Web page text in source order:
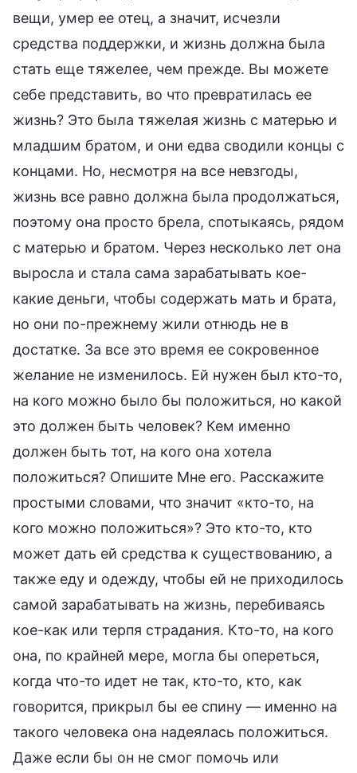
вещи, умер ее отец, а значит, исчезли
средства поддержки, и жизнь должна была
стать еще тяжелее, чем прежде. Вы можете
себе представить, во что превратилась ее
жизнь? Это была тяжелая жизнь с матерью и
младшим братом, и они едва сводили концы с
концами. Но, несмотря на все невзгоды,
жизнь все равно должна была продолжаться,
поэтому она просто брела, спотыкаясь, рядом
с матерью и братом. Через несколько лет она
выросла и стала сама зарабатывать кое-
какие деньги, чтобы содержать мать и брата,
но они по-прежнему жили отнюдь не в
достатке. За все это время ее сокровенное
желание не изменилось. Ей нужен был кто-то,
на кого можно было бы положиться, но какой
это должен быть человек? Кем именно
должен быть тот, на кого она хотела
положиться? Опишите Мне его. Расскажите
простыми словами, что значит «кто-то, на
кого можно положиться»? Это кто-то, кто
может дать ей средства к существованию, а
также еду и одежду, чтобы ей не приходилось
самой зарабатывать на жизнь, перебиваясь
кое-как или терпя страдания. Кто-то, на кого
она, по крайней мере, могла бы опереться,
когда что-то идет не так, кто-то, кто, как
говорится, прикрыл бы ее спину — именно на
такого человека она надеялась положиться.
Даже если бы он не смог помочь или